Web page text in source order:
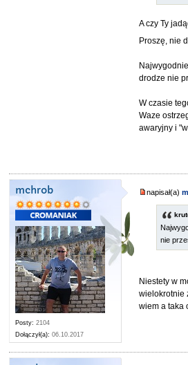
A czy Ty
Proszę, nie
drodze nie
W czasie
Waze
awaryjny i
mchrob
Posty: 2104
Dołączył(a): 06.10.2017
napisał(a)
nie
Niestety w
wielokrotnie
wiem a taka